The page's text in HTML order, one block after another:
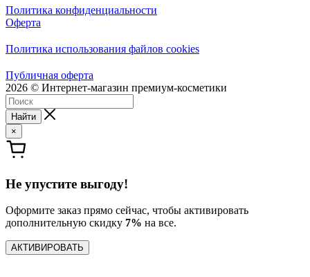
Политика конфиденциальности
Оферта
Политика использования файлов cookies
Публичная оферта
2026 © Интернет-магазин премиум-косметики
Найти
×
Не упустите выгоду!
Оформите заказ прямо сейчас, чтобы активировать
дополнительную скидку 7% на все.
АКТИВИРОВАТЬ